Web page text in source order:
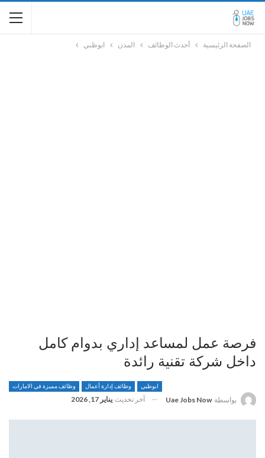
الصفحة الرئيسية أحدث الوظائف المدن ابوظبي
فرصة عمل لمساعد إداري بدوام كامل
داخل شركة تقنية رائدة
ابوظبي وظائف إدارة أعمال وظائف مميزة في الامارات
بواسطة Uae Jobs Now آخر تحديث يناير 17, 2026